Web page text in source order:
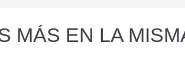
MÁS EN LA